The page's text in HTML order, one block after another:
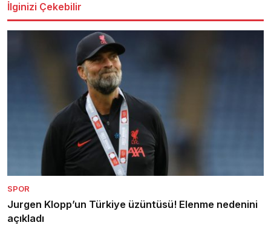
İlginizi Çekebilir
SPOR
Jurgen Klopp’un Türkiye üzüntüsü! Elenme nedenini
açıkladı